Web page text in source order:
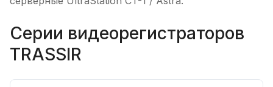
Серии видеорегистраторов
TRASSIR